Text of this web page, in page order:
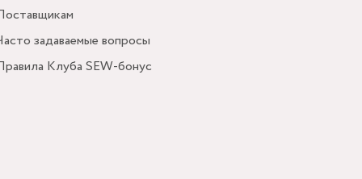
задаваемые вопросы
Клуба SEW-бонус